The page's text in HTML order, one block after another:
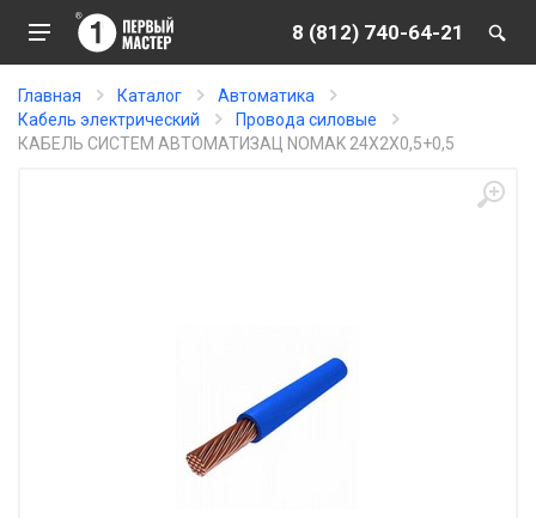
8 (812) 740-64-21
Главная Каталог
Автоматика
Кабель электрический
Провода силовые
КАБЕЛЬ СИСТЕМ АВТОМАТИЗАЦ NOMAK 24X2X0,5+0,5